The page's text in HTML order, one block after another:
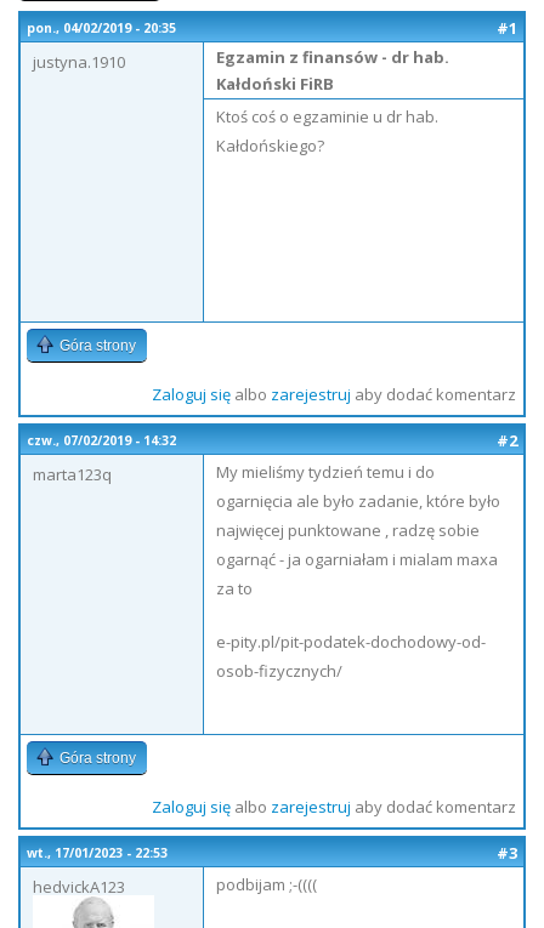
pon., 04/02/2019 - 20:35
#1
justyna.1910
Egzamin z finansów - dr hab.
Kałdoński FiRB
Ktoś coś o egzaminie u dr hab.
Kałdońskiego?
Góra strony
Zaloguj sięalbo zarejestruj aby dodać komentarz
czw., 07/02/2019 - 14:32
#2
marta123q
My mieliśmy tydzień temu i do
ogarnięcia ale było zadanie, które było
najwięcej punktowane , radzę sobie
ogarnąć - ja ogarniałam i mialam maxa
za to
e-pity.pl/pit-podatek-dochodowy-od-
osob-fizycznych/
Góra strony
Zaloguj sięalbo zarejestruj aby dodać komentarz
wt., 17/01/2023 - 22:53
#3
hedvickA123
podbijam ;-((((